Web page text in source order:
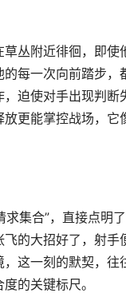
丛附近徘徊，即使
每一次向前踏步，
迫使对手出现判断
更能掌控战场，它
集合”，直接点明
的大招好了，射手
这一刻的默契，往
的关键标尺。